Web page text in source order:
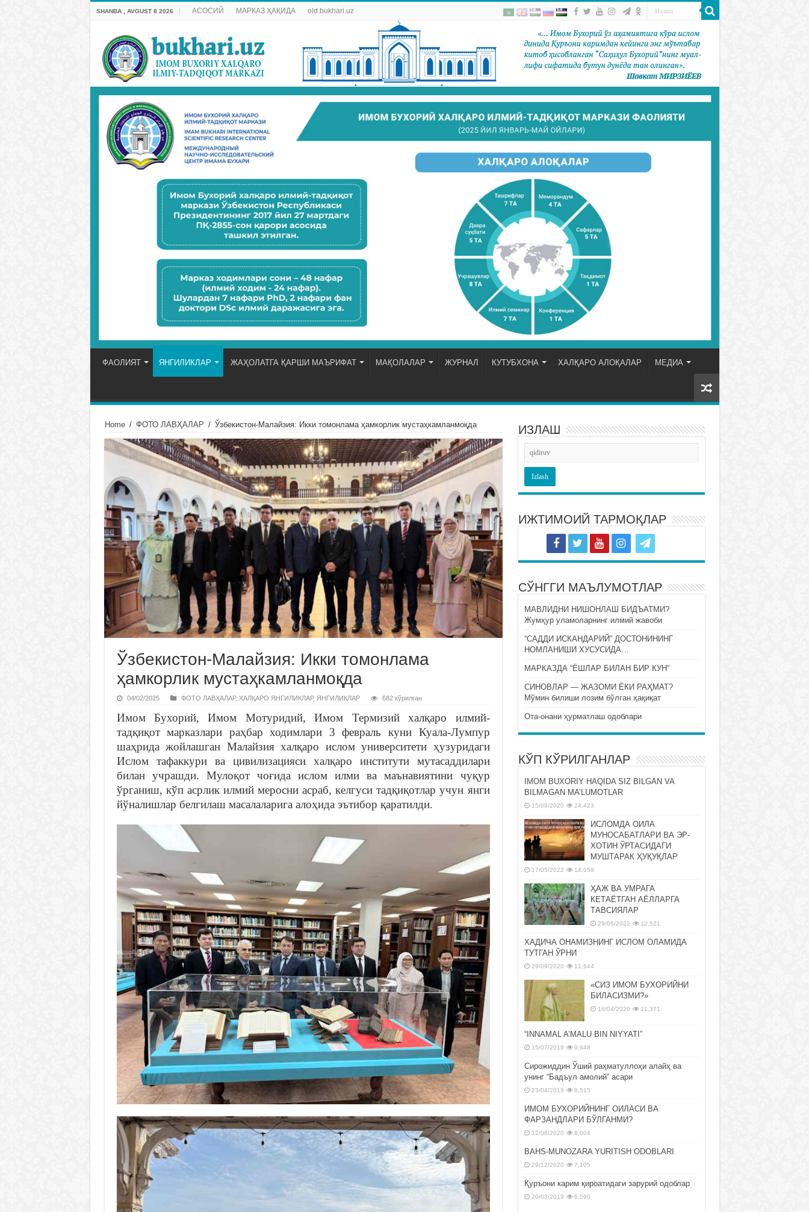
SHANBA , AVGUST 8 2026 АСОСИЙ МАРКАЗ ҲАҚИДА old.bukhari.uz
ФАОЛИЯТ ЯНГИЛИКЛАР ЖАҲОЛАТГА ҚАРШИ МАЪРИФАТ МАҚОЛАЛАР ЖУРНАЛ КУТУБХОНА ХАЛҚАРО АЛОҚАЛАР МЕДИА
Home / ФОТО ЛАВҲАЛАР / Ўзбекистон-Малайзия: Икки томонлама ҳамкорлик мустаҳкамланмоқда
Ўзбекистон-Малайзия: Икки томонлама
ҳамкорлик мустаҳкамланмоқда
04/02/2025 ФОТО ЛАВҲАЛАР, ХАЛҚАРО ЯНГИЛИКЛАР, ЯНГИЛИКЛАР 682 кўрилган
Имом Бухорий, Имом Мотуридий, Имом Термизий халқаро илмий-
тадқиқот марказлари раҳбар ходимлари 3 февраль куни Куала-Лумпур
шаҳрида жойлашган Малайзия халқаро ислом университети ҳузуридаги
Ислом тафаккури ва цивилизацияси халқаро институти мутасаддилари
билан учрашди. Мулоқот чоғида ислом илми ва маънавиятини чуқур
ўрганиш, кўп асрлик илмий меросни асраб, келгуси тадқиқотлар учун янги
йўналишлар белгилаш масалаларига алоҳида эътибор қаратилди.
ИЗЛАШ
ИЖТИМОИЙ ТАРМОҚЛАР
СЎНГГИ МАЪЛУМОТЛАР
МАВЛИДНИ НИШОНЛАШ БИДЪАТМИ?
Жумҳур уламоларнинг илмий жавоби
“САДДИ ИСКАНДАРИЙ” ДОСТОНИНИНГ
НОМЛАНИШИ ХУСУСИДА…
МАРКАЗДА “ЁШЛАР БИЛАН БИР КУН”
СИНОВЛАР — ЖАЗОМИ ЁКИ РАҲМАТ?
Мўмин билиши лозим бўлган ҳақиқат
Ота-онани ҳурматлаш одоблари
КЎП КЎРИЛГАНЛАР
IMOM BUXORIY HAQIDA SIZ BILGAN VA
BILMAGAN MA’LUMOTLAR
15/09/2020 24,423
ИСЛОМДА ОИЛА
МУНОСАБАТЛАРИ ВА ЭР-
ХОТИН ЎРТАСИДАГИ
МУШТАРАК ҲУҚУҚЛАР
17/05/2022 14,059
ҲАЖ ВА УМРАГА
КЕТАЁТГАН АЁЛЛАРГА
ТАВСИЯЛАР
29/06/2022 12,521
ХАДИЧА ОНАМИЗНИНГ ИСЛОМ ОЛАМИДА
ТУТГАН ЎРНИ
29/09/2020 11,644
«СИЗ ИМОМ БУХОРИЙНИ
БИЛАСИЗМИ?»
16/04/2020 11,371
“INNAMAL A’MALU BIN NIYYATI”
15/07/2019 9,648
Сирожиддин Ўший раҳматуллоҳи алайҳ ва
унинг “Бадъул амолий” асари
23/04/2019 8,515
ИМОМ БУХОРИЙНИНГ ОИЛАСИ ВА
ФАРЗАНДЛАРИ БЎЛГАНМИ?
12/08/2020 8,004
BAHS-MUNOZARA YURITISH ODOBLARI
29/12/2020 7,105
Қуръони карим қироатидаги зарурий одоблар
20/03/2019 6,590